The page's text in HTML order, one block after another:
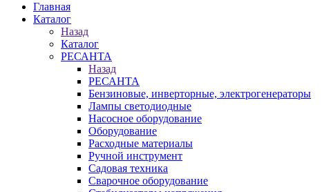
Главная
Каталог
Назад
Каталог
РЕСАНТА
Назад
РЕСАНТА
Бензиновые, инверторные, электрогенераторы
Лампы светодиодные
Насосное оборудование
Оборудование
Расходные материалы
Ручной инструмент
Садовая техника
Сварочное оборудование